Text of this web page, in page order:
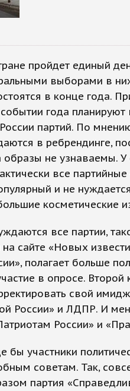
пройдет единый
выборами в
в конце года.
года
партий. По
в ребрендинге,
не узнаваемы. У
все
и не
косметические
все партии,
на сайте «Новых
полагает больше
в опросе. Второй
свой
России» и ЛДПР. И
России» и
бы участники
советам. Так,
партия